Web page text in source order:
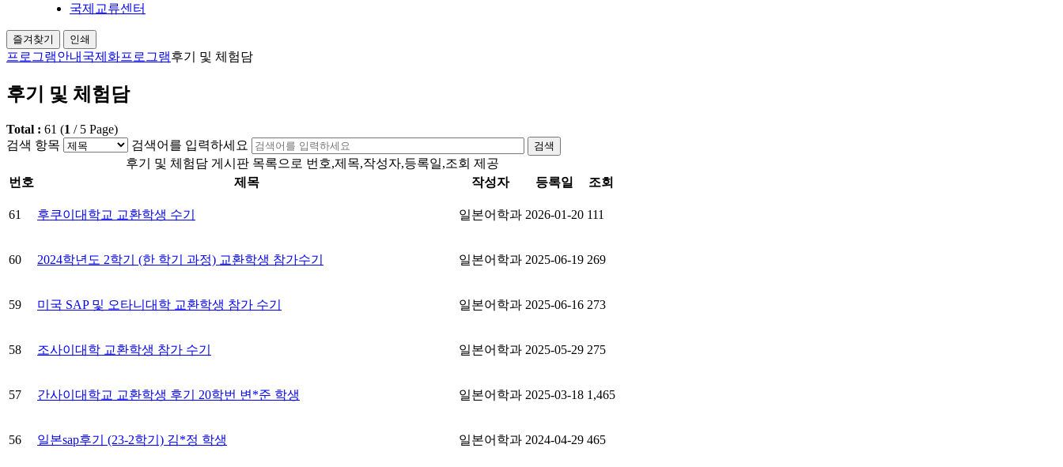
국제교류센터
즐겨찾기 인쇄
프로그램안내 국제화프로그램후기 및 체험담
후기 및 체험담
Total : 61 (1 / 5 Page)
검색 항목
검색어를 입력하세요 검색
후기 및 체험담 게시판 목록으로 번호,제목,작성자,등록일,조회 제공
번호
제목 작성자 등록일 조회
61 후쿠이대학교 교환학생 수기 일본어학과 2026-01-20 111
60 2024학년도 2학기 (한 학기 과정) 교환학생 참가수기 일본어학과 2025-06-19 269
59 미국 SAP 및 오타니대학 교환학생 참가 수기 일본어학과 2025-06-16 273
58 조사이대학 교환학생 참가 수기 일본어학과 2025-05-29 275
57 간사이대학교 교환학생 후기 20학번 변*준 학생 일본어학과 2025-03-18 1,465
56 일본sap후기 (23-2학기) 김*정 학생 일본어학과 2024-04-29 465